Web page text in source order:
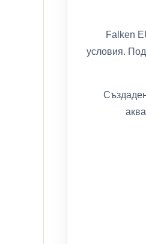
Falken
условия.